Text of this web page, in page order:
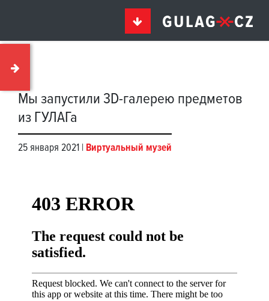
Мы запустили 3D-галерею предметов
из ГУЛАГа
25 января 2021 | Виртуальный музей